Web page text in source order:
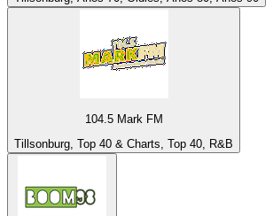
104.5 Mark FM
Tillsonburg, Top 40 & Charts, Top 40, R&B